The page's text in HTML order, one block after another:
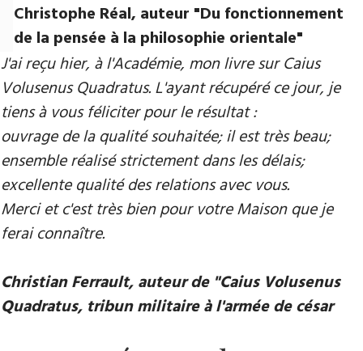
Christophe Réal, auteur ​"Du fonctionnement
de la pensée à la philosophie orientale"
J'ai reçu hier, à l'Académie, mon livre sur Caius
Volusenus Quadratus. L'ayant récupéré ce jour, je
tiens à vous féliciter pour le résultat :
ouvrage de la qualité souhaitée; il est très beau;
ensemble réalisé strictement dans les délais;
excellente qualité des relations avec vous.
Merci et c'est très bien pour votre Maison que je
ferai connaître.
Christian Ferrault, auteur de "Caius Volusenus
Quadratus, tribun militaire à l'armée de césar